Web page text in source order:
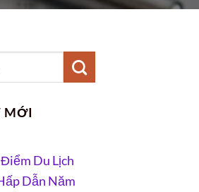
MỚI
Du Lịch
Dẫn Năm